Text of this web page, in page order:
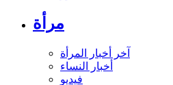
مرأة
آخر أخبار المرأة
أخبار النساء
فيديو